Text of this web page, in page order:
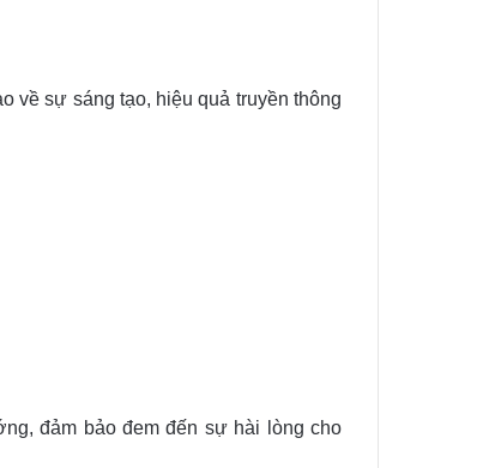
về sự sáng tạo, hiệu quả truyền thông
đảm bảo đem đến sự hài lòng cho